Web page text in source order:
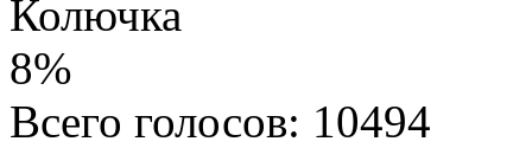
Колючка
8%
Всего голосов: 10494